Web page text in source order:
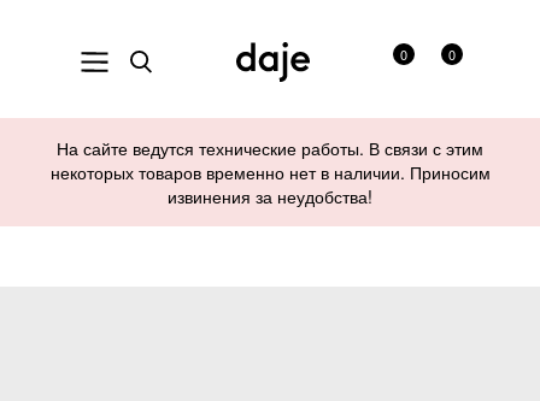
0
0
На сайте ведутся технические работы. В связи с этим
некоторых товаров временно нет в наличии. Приносим
извинения за неудобства!